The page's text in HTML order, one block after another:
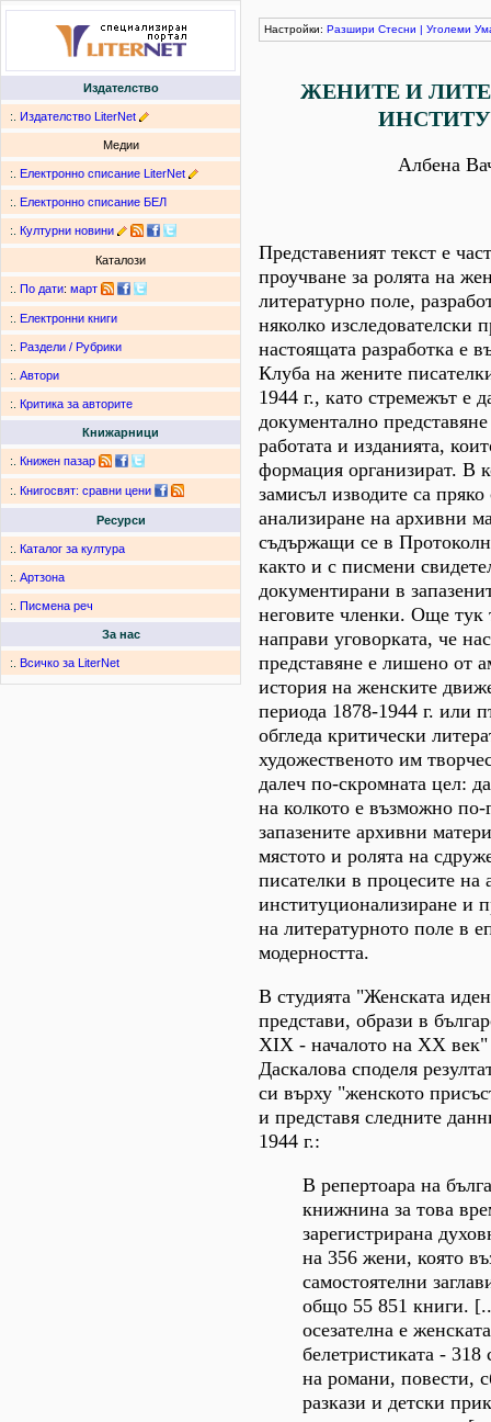
Издателство
:. Издателство LiterNet
Медии
:. Електронно списание LiterNet
:. Електронно списание БЕЛ
:. Културни новини
Каталози
:. По дати: март
:. Електронни книги
:. Раздели / Рубрики
:. Автори
:. Критика за авторите
Книжарници
:. Книжен пазар
:. Книгосвят: сравни цени
Ресурси
:. Каталог за култура
:. Артзона
:. Писмена реч
За нас
:. Всичко за LiterNet
Настройки: Разшири Стесни | Уголеми
ЖЕНИТЕ И
Албена
Представеният текст е
проучване за ролята на
литературно поле,
няколко изследователски
настоящата разработка е
Клуба на жените
1944 г., като стремежът е
документално
работата и изданията,
формация организират. В
замисъл изводите са пряко
анализиране на архивни
съдържащи се в
както и с писмени
документирани в
неговите членки. Още тук
направи уговорката, че
представяне е лишено от
история на женските
периода 1878-1944 г. или
обгледа критически
художественото им
далеч по-скромната цел:
на колкото е възможно по-
запазените архивни
мястото и ролята на
писателки в процесите на
институционализиране и
на литературното поле в
модерността.
В студията "Женската
представи, образи в
ХІХ - началото на ХХ
Даскалова споделя
си върху "женското
и представя следните
1944 г.:
В репертоара на
книжнина за това
зарегистрирана
на 356 жени, която
самостоятелни
общо 55 851 книги.
осезателна е
белетристиката - 318
на романи, повести,
разкази и детски